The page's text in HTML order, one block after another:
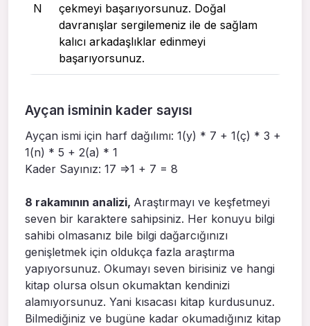
N
çekmeyi başarıyorsunuz. Doğal
davranışlar sergilemeniz ile de sağlam
kalıcı arkadaşlıklar edinmeyi
başarıyorsunuz.
Ayçan isminin kader sayısı
Ayçan ismi için harf dağılımı: 1(y) * 7 + 1(ç) * 3 +
1(n) * 5 + 2(a) * 1
Kader Sayınız: 17 =>1 + 7 = 8
8 rakamının analizi, Araştırmayı ve keşfetmeyi
seven bir karaktere sahipsiniz. Her konuyu bilgi
sahibi olmasanız bile bilgi dağarcığınızı
genişletmek için oldukça fazla araştırma
yapıyorsunuz. Okumayı seven birisiniz ve hangi
kitap olursa olsun okumaktan kendinizi
alamıyorsunuz. Yani kısacası kitap kurdusunuz.
Bilmediğiniz ve bugüne kadar okumadığınız kitap